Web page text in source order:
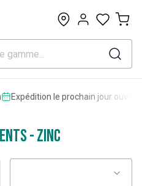
0
Expédition le prochain jour
- Zinc